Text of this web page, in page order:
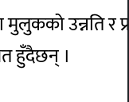
उन्नति र
हुँदैछन् ।